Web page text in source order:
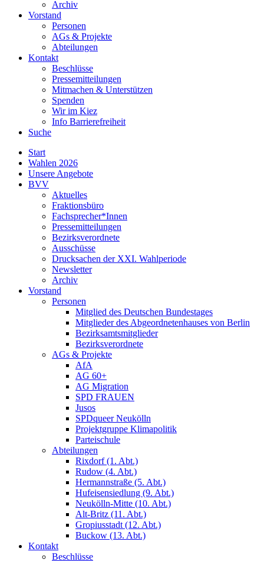
Archiv
Vorstand
Personen
AGs & Projekte
Abteilungen
Kontakt
Beschlüsse
Pressemitteilungen
Mitmachen & Unterstützen
Spenden
Wir im Kiez
Info Barrierefreiheit
Suche
Start
Wahlen 2026
Unsere Angebote
BVV
Aktuelles
Fraktionsbüro
Fachsprecher*Innen
Pressemitteilungen
Bezirksverordnete
Ausschüsse
Drucksachen der XXI. Wahlperiode
Newsletter
Archiv
Vorstand
Personen
Mitglied des Deutschen Bundestages
Mitglieder des Abgeordnetenhauses von Berlin
Bezirksamtsmitglieder
Bezirksverordnete
AGs & Projekte
AfA
AG 60+
AG Migration
SPD FRAUEN
Jusos
SPDqueer Neukölln
Projektgruppe Klimapolitik
Parteischule
Abteilungen
Rixdorf (1. Abt.)
Rudow (4. Abt.)
Hermannstraße (5. Abt.)
Hufeisensiedlung (9. Abt.)
Neukölln-Mitte (10. Abt.)
Alt-Britz (11. Abt.)
Gropiusstadt (12. Abt.)
Buckow (13. Abt.)
Kontakt
Beschlüsse